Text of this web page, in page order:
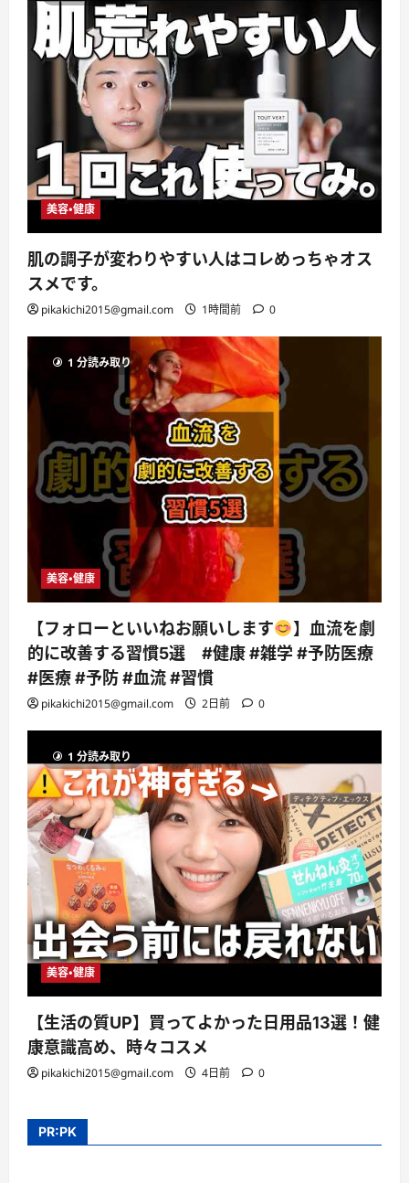
美容・健康
肌の調子が変わりやすい人はコレめっちゃオス
スメです。
pikakichi2015@gmail.com 1時間前 0
1 分読み取り
美容・健康
【フォローといいねお願いします
】血流を劇
的に改善する習慣5選 #健康 #雑学 #予防医療
#医療 #予防 #血流 #習慣
pikakichi2015@gmail.com 2日前 0
1 分読み取り
美容・健康
【生活の質UP】買ってよかった日用品13選！健
康意識高め、時々コスメ
pikakichi2015@gmail.com 4日前 0
PR:PK